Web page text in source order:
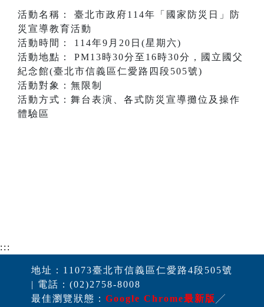
活動名稱： 臺北市政府114年「國家防災日」防
災宣導教育活動
活動時間： 114年9月20日(星期六)
活動地點： PM13時30分至16時30分，國立國父
紀念館(臺北市信義區仁愛路四段505號)
活動對象：無限制
活動方式：舞台表演、各式防災宣導攤位及操作
體驗區
:::
地址：11073臺北市信義區仁愛路4段505號
| 電話：(02)2758-8008
最佳瀏覽狀態： Google Chrome最新版 ╱